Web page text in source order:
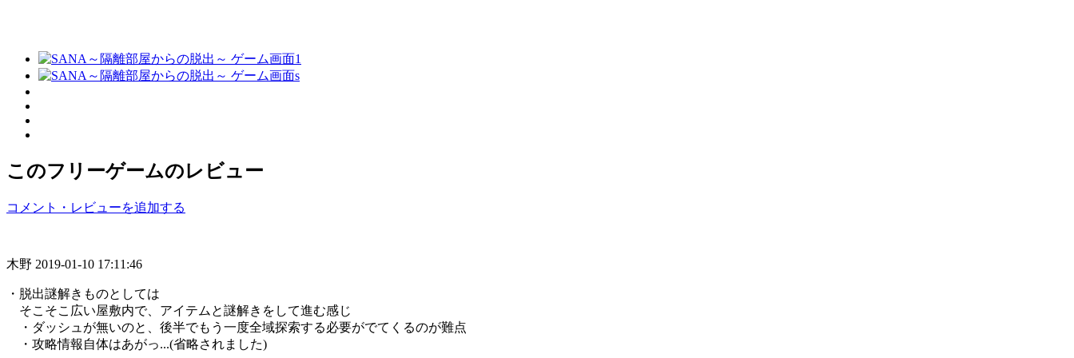
このフリーゲームのレビュー
コメント・レビューを追加する
木野 2019-01-10 17:11:46
・脱出謎解きものとしては
そこそこ広い屋敷内で、アイテムと謎解きをして進む感じ
・ダッシュが無いのと、後半でもう一度全域探索する必要がでてくるのが難点
・攻略情報自体はあがっ...(省略されました)